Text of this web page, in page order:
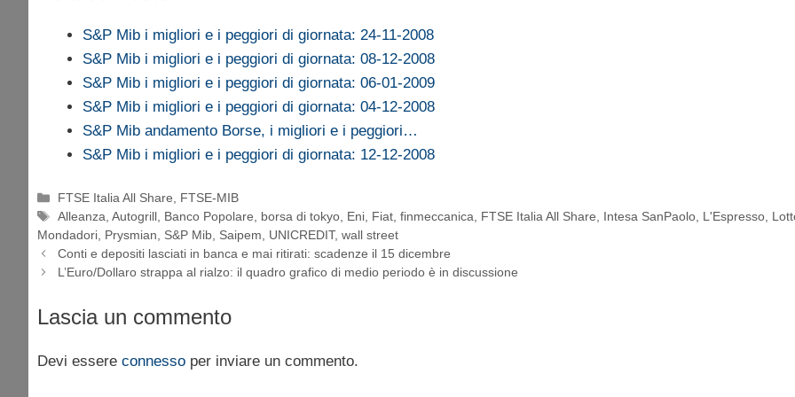
S&P Mib i migliori e i peggiori di giornata: 24-11-2008
S&P Mib i migliori e i peggiori di giornata: 08-12-2008
S&P Mib i migliori e i peggiori di giornata: 06-01-2009
S&P Mib i migliori e i peggiori di giornata: 04-12-2008
S&P Mib andamento Borse, i migliori e i peggiori…
S&P Mib i migliori e i peggiori di giornata: 12-12-2008
Categorie
FTSE Italia All Share
FTSE-MIB
Tag
Alleanza ,Autogrill Banco Popolare borsa di tokyo Eni Fiat ,finmeccanica FTSE Italia All Share Intesa SanPaolo L'Espresso
Mondadori Prysmian S&P Mib Saipem UNICREDIT, wall street
Conti e depositi lasciati in banca e mai ritirati: scadenze il 15 dicembre
L’Euro/Dollaro strappa al rialzo: il quadro grafico di medio periodo è in discussione
Lascia un commento
Devi essere connesso per inviare un commento.